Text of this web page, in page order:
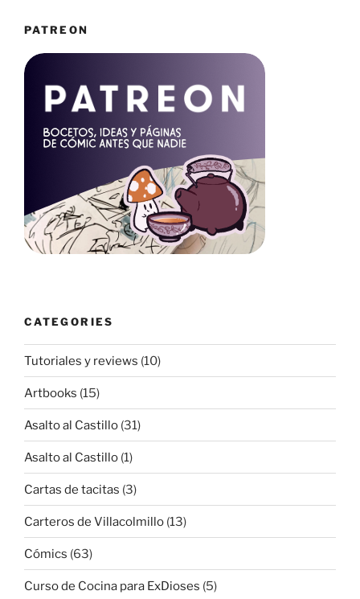
PATREON
CATEGORIES
Tutoriales y reviews (10)
Artbooks (15)
Asalto al Castillo (31)
Asalto al Castillo (1)
Cartas de tacitas (3)
Carteros de Villacolmillo (13)
Cómics (63)
Curso de Cocina para ExDioses (5)